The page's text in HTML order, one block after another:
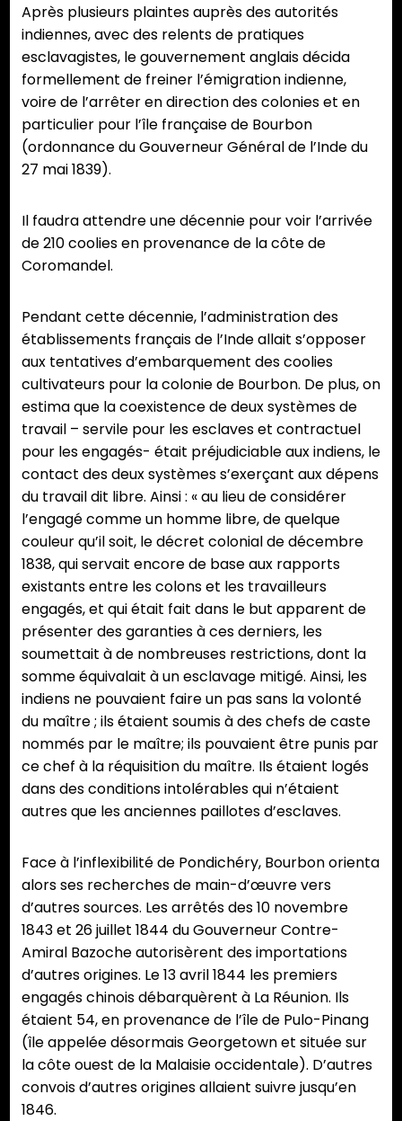
Après plusieurs plaintes auprès des autorités
indiennes, avec des relents de pratiques
esclavagistes, le gouvernement anglais décida
formellement de freiner l’émigration indienne,
voire de l’arrêter en direction des colonies et en
particulier pour l’île française de Bourbon
(ordonnance du Gouverneur Général de l’Inde du
27 mai 1839).
Il faudra attendre une décennie pour voir l’arrivée
de 210 coolies en provenance de la côte de
Coromandel.
Pendant cette décennie, l’administration des
établissements français de l’Inde allait s’opposer
aux tentatives d’embarquement des coolies
cultivateurs pour la colonie de Bourbon. De plus, on
estima que la coexistence de deux systèmes de
travail – servile pour les esclaves et contractuel
pour les engagés- était préjudiciable aux indiens, le
contact des deux systèmes s’exerçant aux dépens
du travail dit libre. Ainsi : « au lieu de considérer
l’engagé comme un homme libre, de quelque
couleur qu’il soit, le décret colonial de décembre
1838, qui servait encore de base aux rapports
existants entre les colons et les travailleurs
engagés, et qui était fait dans le but apparent de
présenter des garanties à ces derniers, les
soumettait à de nombreuses restrictions, dont la
somme équivalait à un esclavage mitigé. Ainsi, les
indiens ne pouvaient faire un pas sans la volonté
du maître ; ils étaient soumis à des chefs de caste
nommés par le maître; ils pouvaient être punis par
ce chef à la réquisition du maître. Ils étaient logés
dans des conditions intolérables qui n’étaient
autres que les anciennes paillotes d’esclaves.
Face à l’inflexibilité de Pondichéry, Bourbon orienta
alors ses recherches de main-d’œuvre vers
d’autres sources. Les arrêtés des 10 novembre
1843 et 26 juillet 1844 du Gouverneur Contre-
Amiral Bazoche autorisèrent des importations
d’autres origines. Le 13 avril 1844 les premiers
engagés chinois débarquèrent à La Réunion. Ils
étaient 54, en provenance de l’île de Pulo-Pinang
(île appelée désormais Georgetown et située sur
la côte ouest de la Malaisie occidentale). D’autres
convois d’autres origines allaient suivre jusqu’en
1846.